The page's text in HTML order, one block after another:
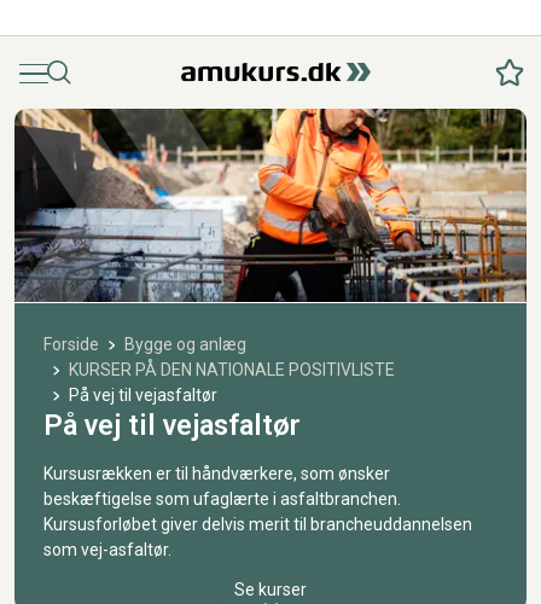
MenuSøg
Forside
Bygge og anlæg
KURSER PÅ DEN NATIONALE POSITIVLISTE
På vej til vejasfaltør
På vej til vejasfaltør
Kursusrækken er til håndværkere, som ønsker
beskæftigelse som ufaglærte i asfaltbranchen.
Kursusforløbet giver delvis merit til brancheuddannelsen
som vej-asfaltør.
Se kurser